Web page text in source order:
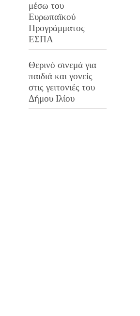
μέσω του
Ευρωπαϊκού
Προγράμματος
ΕΣΠΑ
Θερινό σινεμά για
παιδιά και γονείς
στις γειτονιές του
Δήμου Ιλίου